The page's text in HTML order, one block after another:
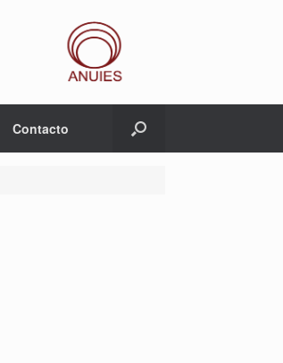
Contacto